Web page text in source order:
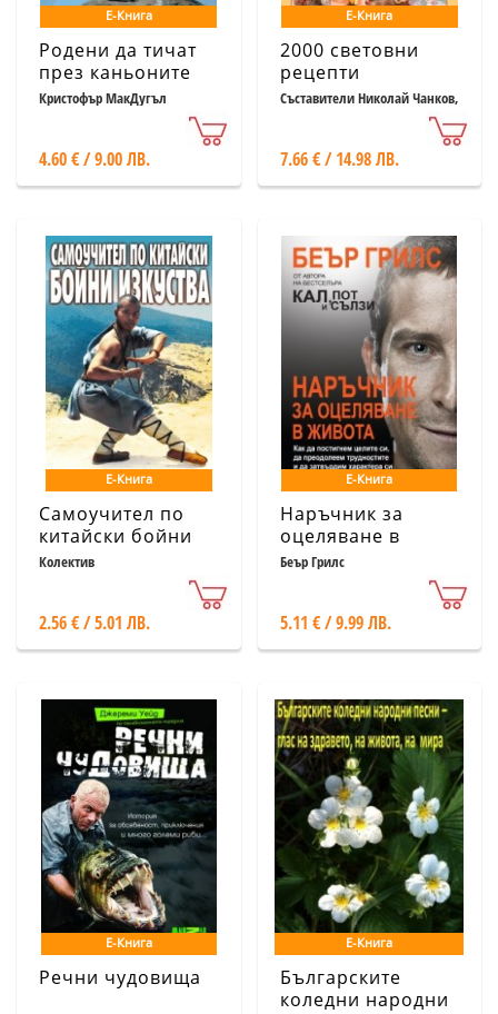
Е-Книга
Родени да тичат
през каньоните
на Мексико
Кристофър МакДугъл
4.60 € / 9.00 ЛВ.
Е-Книга
2000 световни
рецепти
Съставители Николай Чанков,
7.66 € / 14.98 ЛВ.
Е-Книга
Самоучител по
китайски бойни
изкуства
Колектив
2.56 € / 5.01 ЛВ.
Е-Книга
Наръчник за
оцеляване в
живота
Беър Грилс
5.11 € / 9.99 ЛВ.
Е-Книга
Речни чудовища
Е-Книга
Българските
коледни народни